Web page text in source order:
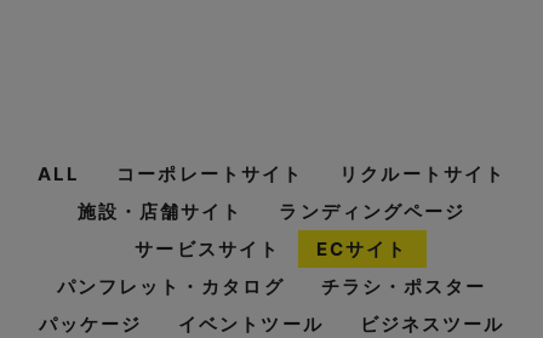
ALL コーポレートサイト
リクルートサイト
施設・店舗サイト
ランディングページ
サービスサイト
ECサイト
パンフレット・カタログ
チラシ・ポスター
パッケージ
イベントツール
ビジネスツール